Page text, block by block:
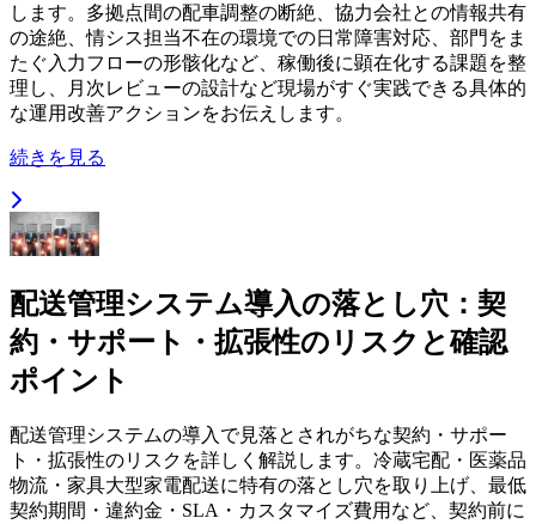
します。多拠点間の配車調整の断絶、協力会社との情報共有
の途絶、情シス担当不在の環境での日常障害対応、部門をま
たぐ入力フローの形骸化など、稼働後に顕在化する課題を整
理し、月次レビューの設計など現場がすぐ実践できる具体的
な運用改善アクションをお伝えします。
続きを見る
配送管理システム導入の落とし穴：契
約・サポート・拡張性のリスクと確認
ポイント
配送管理システムの導入で見落とされがちな契約・サポー
ト・拡張性のリスクを詳しく解説します。冷蔵宅配・医薬品
物流・家具大型家電配送に特有の落とし穴を取り上げ、最低
契約期間・違約金・SLA・カスタマイズ費用など、契約前に